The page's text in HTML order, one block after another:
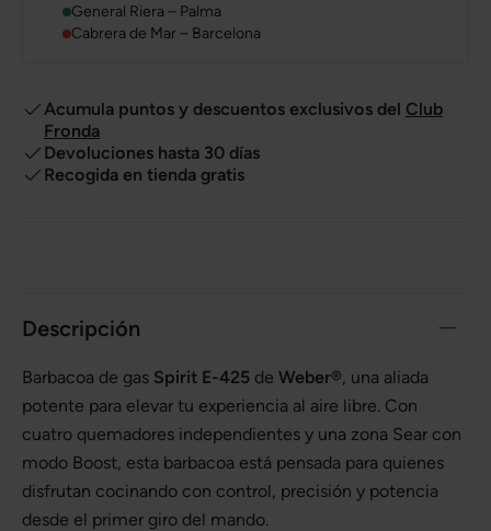
General Riera – Palma
Cabrera de Mar – Barcelona
Acumula puntos y descuentos exclusivos del Club
Fronda
Devoluciones hasta 30 días
Recogida en tienda gratis
Descripción
Barbacoa de gas Spirit E-425 de Weber®, una aliada
potente para elevar tu experiencia al aire libre. Con
cuatro quemadores independientes y una zona Sear con
modo Boost, esta barbacoa está pensada para quienes
disfrutan cocinando con control, precisión y potencia
desde el primer giro del mando.